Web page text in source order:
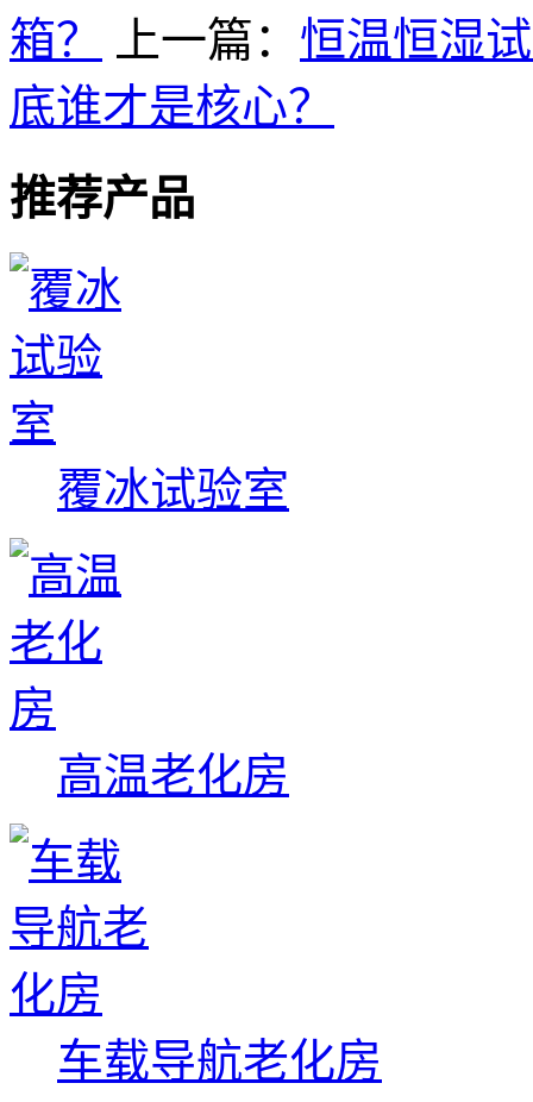
箱？
上一篇： 恒温恒湿
底谁才是核心？
推荐产品
覆冰试验室
高温老化房
车载导航老化房